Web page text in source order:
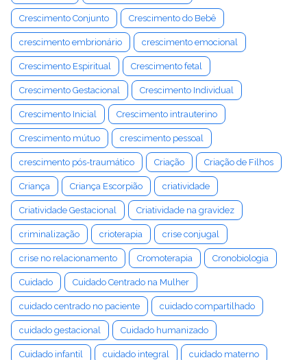
Crescimento Conjunto Crescimento do Bebê
crescimento embrionário crescimento emocional
Crescimento Espiritual Crescimento fetal
Crescimento Gestacional Crescimento Individual
Crescimento Inicial Crescimento intrauterino
Crescimento mútuo crescimento pessoal
crescimento pós-traumático Criação Criação de Filhos
Criança Criança Escorpião criatividade
Criatividade Gestacional Criatividade na gravidez
criminalização crioterapia crise conjugal
crise no relacionamento Cromoterapia Cronobiologia
Cuidado Cuidado Centrado na Mulher
cuidado centrado no paciente cuidado compartilhado
cuidado gestacional Cuidado humanizado
Cuidado infantil cuidado integral cuidado materno